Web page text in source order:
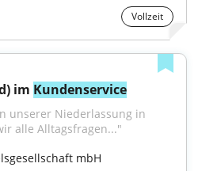
Vollzeit
im Kundenservice
alle Alltagsfragen..."
mbH